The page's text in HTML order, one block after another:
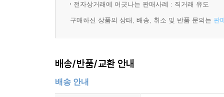
전자상거래에 어긋나는 판매사례 : 직거래 유도
구매하신 상품의 상태, 배송, 취소 및 반품 문의는 판
배송/반품/교환 안내
배송 안내